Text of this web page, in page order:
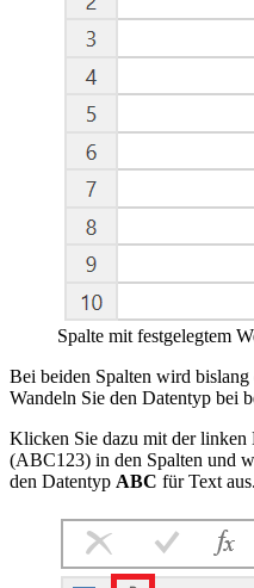
Spalte mit festgelegtem
Bei beiden Spalten wird
Wandeln Sie den Datentyp bei
Klicken Sie dazu mit der linken
(ABC123) in den Spalten und
den Datentyp ABC für Text aus.